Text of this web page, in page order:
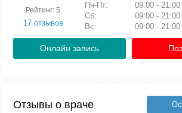
Рейтинг: 5
17 отзывов
Пн-Пт:
09:00 - 21:00
Сб:
09:00 - 21:00
Вс:
09:00 - 21:00
Онлайн запись
Отзывы о враче